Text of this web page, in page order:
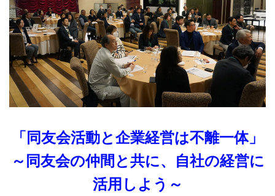
「同友会活動と企業経営は不離一体」
～同友会の仲間と共に、自社の経営に
活用しよう～